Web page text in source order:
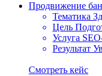
Продвижение
Тематика
Цель
Услуга
Результат
Cмотреть кейс